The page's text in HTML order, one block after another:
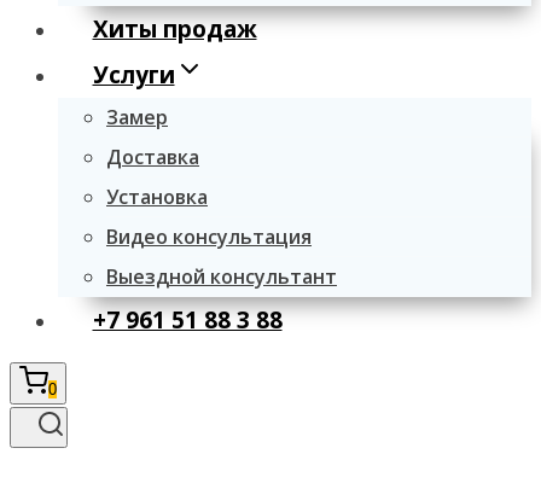
Хиты продаж
Услуги
Замер
Доставка
Установка
Видео консультация
Выездной консультант
+7 961 51 88 3 88
0